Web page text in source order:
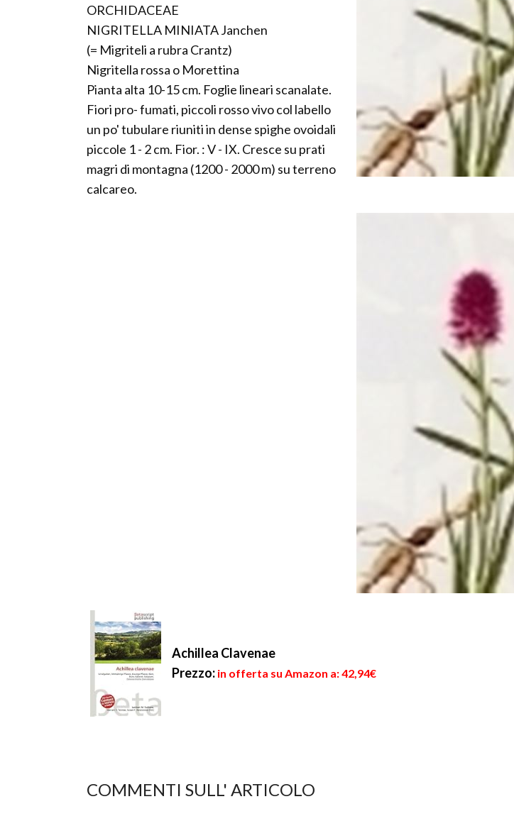
ORCHIDACEAE
NIGRITELLA MINIATA Janchen
(= Migriteli a rubra Crantz)
Nigritella rossa o Morettina
Pianta alta 10-15 cm. Foglie lineari scanalate.
Fiori pro- fumati, piccoli rosso vivo col labello
un po' tubulare riuniti in dense spighe ovoidali
piccole 1 - 2 cm. Fior. : V - IX. Cresce su prati
magri di montagna (1200 - 2000 m) su terreno
calcareo.
Achillea Clavenae
Prezzo: in offerta su Amazon a: 42,94€
COMMENTI SULL' ARTICOLO